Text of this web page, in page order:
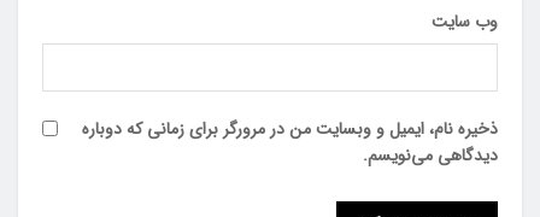
وب‌ سایت
ذخیره نام، ایمیل و وبسایت من در مرورگر برای زمانی که دوباره
دیدگاهی می‌نویسم.